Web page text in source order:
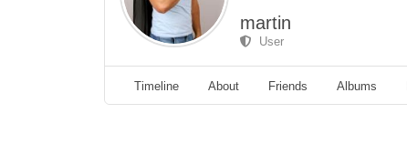
martin
User
Timeline About Friends Albums